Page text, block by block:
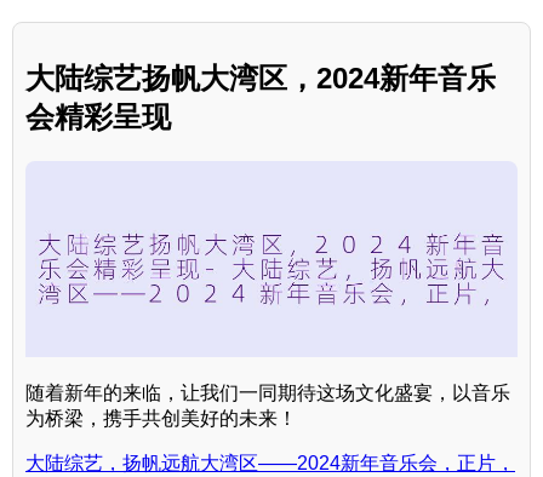
大陆综艺扬帆大湾区，2024新年音乐
会精彩呈现
随着新年的来临，让我们一同期待这场文化盛宴，以音乐
为桥梁，携手共创美好的未来！
大陆综艺，扬帆远航大湾区——2024新年音乐会，正片，